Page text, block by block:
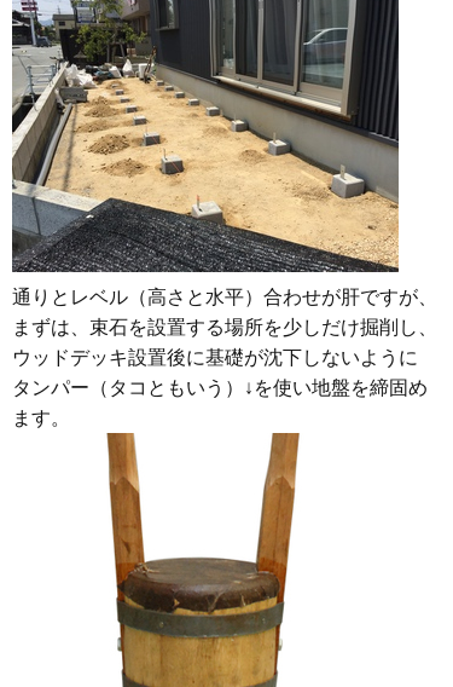
通りとレベル（高さと水平）合わせが肝ですが、
まずは、束石を設置する場所を少しだけ掘削し、
ウッドデッキ設置後に基礎が沈下しないように
タンパー（タコともいう）↓を使い地盤を締固め
ます。